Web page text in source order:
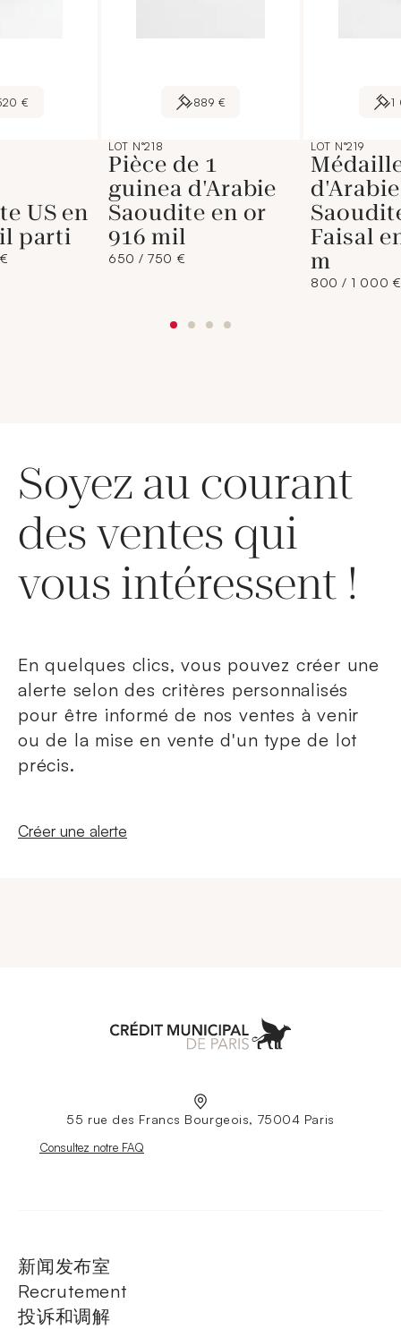
€
US en
parti
889 €
LOT N°218
Pièce de 1
guinea d'Arabie
Saoudite en or
916 mil
650 / 750 €
1
LOT N°219
d'Arabie
Faisal
m
800 / 1 000 €
Soyez au courant
des ventes qui
vous intéressent !
En quelques clics, vous pouvez créer une
alerte selon des critères personnalisés
pour être informé de nos ventes à venir
ou de la mise en vente d'un type de lot
précis.
Nouvelle fenêtre
Créer une alerte
55 rue des Francs Bourgeois, 75004 Paris
Nouvelle fenêtre
Consultez notre FAQ
新闻发布室
Recrutement
投诉和调解